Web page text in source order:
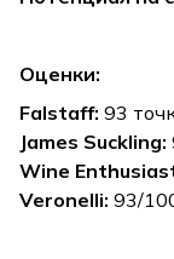
Оценки:
Falstaff: 93
James Suckling:
Wine
Veronelli: 93/